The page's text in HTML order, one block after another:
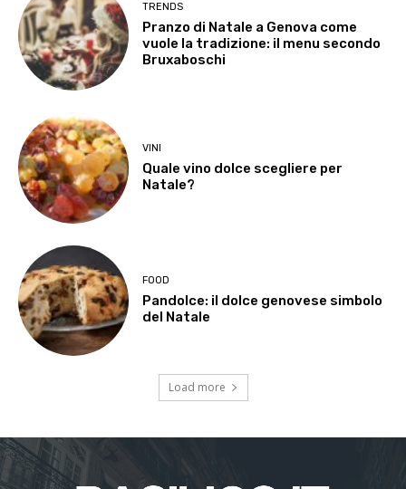
TRENDS
Pranzo di Natale a Genova come
vuole la tradizione: il menu secondo
Bruxaboschi
VINI
Quale vino dolce scegliere per
Natale?
FOOD
Pandolce: il dolce genovese simbolo
del Natale
Load more